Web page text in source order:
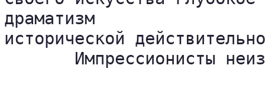
драматизм
исторической
Импрессионисты